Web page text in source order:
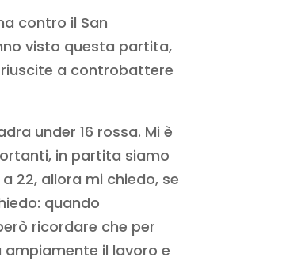
contro il San
visto questa partita,
a controbattere
under 16 rossa. Mi è
in partita siamo
22, allora mi chiedo, se
quando
ricordare che per
il lavoro e